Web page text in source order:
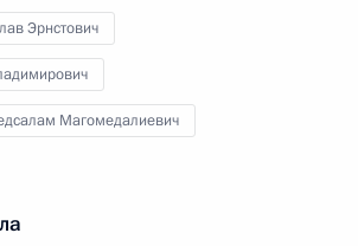
Эрнстович
Магомедалиевич